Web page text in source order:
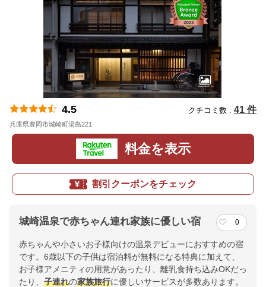
4.5 クチコミ数 : 41 件
兵庫県豊岡市城崎町湯島221
料金を表示
割引クーポンをチェック
城崎温泉で赤ちゃん連れ家族に優しい宿 0
赤ちゃんや小さいお子様向けの温泉デビューにおすすめの宿
です。6歳以下の子供は宿泊料が無料になる特典に加えて、
お子様アメニティの用意があったり、離乳食持ち込みOKだっ
たり、 子連れの家族旅行に優しいサービスが多数あります。